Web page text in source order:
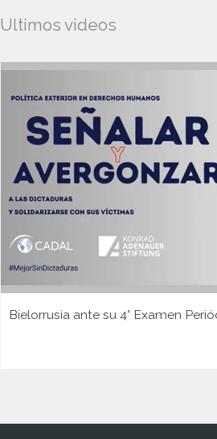
Ultimos videos
Bielorrusia ante su 4° Examen